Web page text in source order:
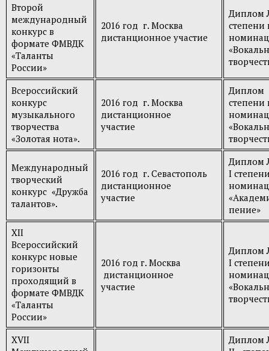
Второй
международный
конкурс в
формате ФМВДК
«Таланты
России»
2016 год г. Москва
дистанционное участие
Диплом
степени
Всероссийский
конкурс
музыкального
творчества
«Золотая нота».
2016 год г. Москва
дистанционное
участие
степени
Международный
творческий
конкурс «Дружба
талантов».
2016 год г. Севастополь
дистанционное
участие
Диплом
I
пение»
XII
Всероссийский
конкурс новые
горизонты
проходящий в
формате ФМВДК
«Таланты
России»
2016 год г. Москва
дистанционное
участие
Диплом
I
XVII
Диплом